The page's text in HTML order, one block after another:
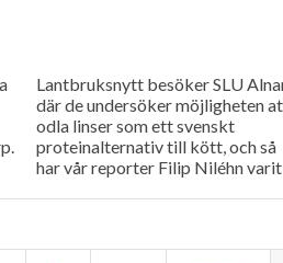
Lantbruksnytt besöker SLU
där de undersöker möjligheten
odla linser som ett svenskt
proteinalternativ till kött, och så
har vår reporter Filip Niléhn varit